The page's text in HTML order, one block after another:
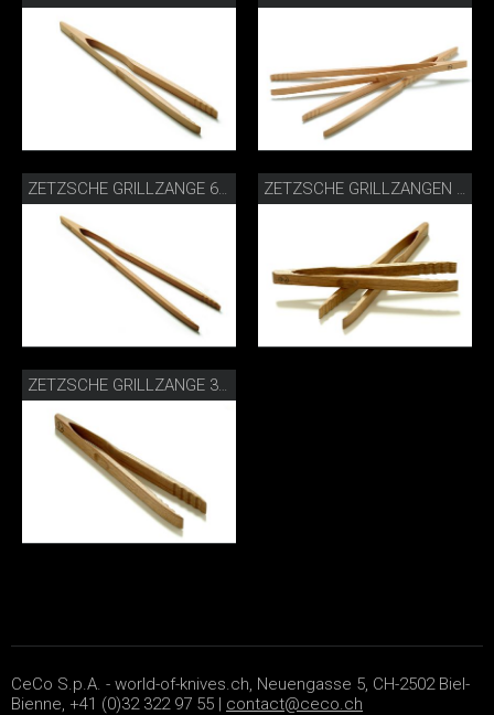
CeCo S.p.A. - world-of-knives.ch, Neuengasse 5, CH-2502 Biel-
Bienne, +41 (0)32 322 97 55 | contact@ceco.ch